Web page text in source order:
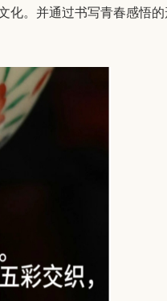
化。并通过书写青春感悟